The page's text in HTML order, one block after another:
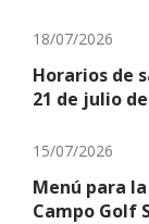
18/07/2026
Horarios de
21 de julio
15/07/2026
Menú para
Campo Golf